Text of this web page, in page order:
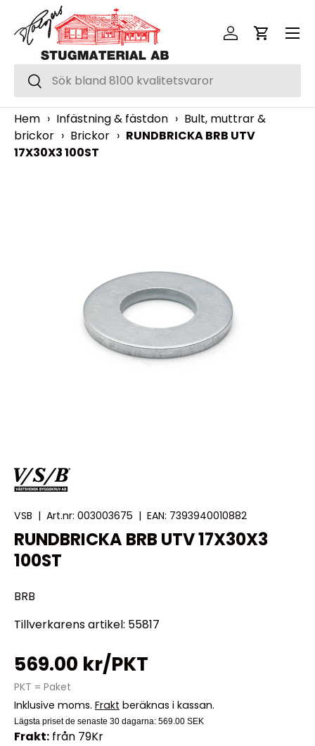
Hoppa över
Sök
Sök
Logga inVagn
Meny
Hem › Infästning & fästdon › Bult, muttrar &
brickor › Brickor › RUNDBRICKA BRB UTV
17X30X3 100ST
VSB | Art.nr: 003003675 | EAN: 7393940010882
RUNDBRICKA BRB UTV 17X30X3
100ST
BRB
Tillverkarens artikel: 55817
569.00 kr/PKT
PKT = Paket
Inklusive moms. Frakt beräknas i kassan.
Lägsta priset de senaste 30 dagarna: 569.00 SEK
Frakt: från 79Kr